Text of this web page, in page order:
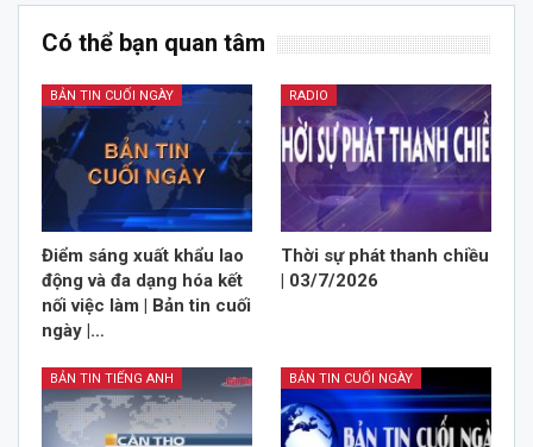
Có thể bạn quan tâm
BẢN TIN CUỐI NGÀY
Điểm sáng xuất khẩu lao
động và đa dạng hóa kết
nối việc làm | Bản tin cuối
ngày |…
RADIO
Thời sự phát thanh chiều
| 03/7/2026
BẢN TIN TIẾNG ANH BẢN TIN CUỐI NGÀY